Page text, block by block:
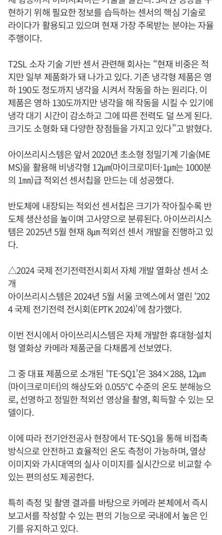
현하기 위해 필요한 정보를 습득하는 센서의 핵심 기술로
라이다가 활용되고 있으며 현재 가장 주목받는 분야는 자율
주행이다.
T2SL 소자 기술 기반 센서 관련해 회사는 “현재 비중은 적
지만 일부 제품화가 돼 나가고 있다. 기존 냉각형 제품은 영
하 190도 정도까지 냉각을 시켜서 작동을 하는 원리다. 이
제품은 영하 130도까지만 냉각을 해 작동을 시킬 수 있기에
냉각 대기 시간이 감소하고 그에 따른 전력도 덜 쓰게 된다.
크기도 소형화 돼 다양한 장점들을 가지고 있다”고 밝혔다.
아이쓰리시스템은 앞서 2020년 초소형 정밀기계 기술(ME
MS)을 활용해 비냉각형 12㎛(마이크로미터·1㎛는 1000분
의 1㎜)급 적외선 센서칩을 만드는 데 성공했다.
반도체에 내장되는 적외선 센서칩은 크기가 작아질수록 반
도체 생산성을 높이며 고사양으로 분류된다. 아이쓰리시스
템은 2025년 5월 현재 8㎛ 적외선 센서 개발을 진행하고 있
다.
△2024 국제 전기전력전시회서 자체 개발 열화상 센서 소
개
아이쓰리시스템은 2024년 5월 서울 코엑스에서 열린 ‘202
4 국제 전기전력 전시회(EPTK 2024)’에 참가했다.
이번 전시에서 아이쓰리시스템은 자체 개발한 휴대형·설치
형 열화상 카메라 제품군을 다채롭게 선보였다.
그 중 대표 제품으로 소개된 ‘TE-SQ1’은 384×288, 12㎛
(마이크로미터)의 해상도와 0.055℃ 수준의 온도 분해능으
로, 선명하고 정밀한 적외선 영상을 촬영, 획득할 수 있는 모
델이다.
이에 따라 전기안전공사 현장에서 TE-SQ1을 통해 비접촉
방식으로 안전하고 효율적인 온도 측정이 가능하며, 열상
이미지와 가시대역의 실사 이미지를 실시간으로 비교할 수
있는 편의성도 제공한다.
특히 측정 및 촬영 결과를 바탕으로 카메라 본체에서 즉시
보고서를 작성할 수 있는 편의 기능으로 국내에서 높은 인
기를 유지하고 있다.